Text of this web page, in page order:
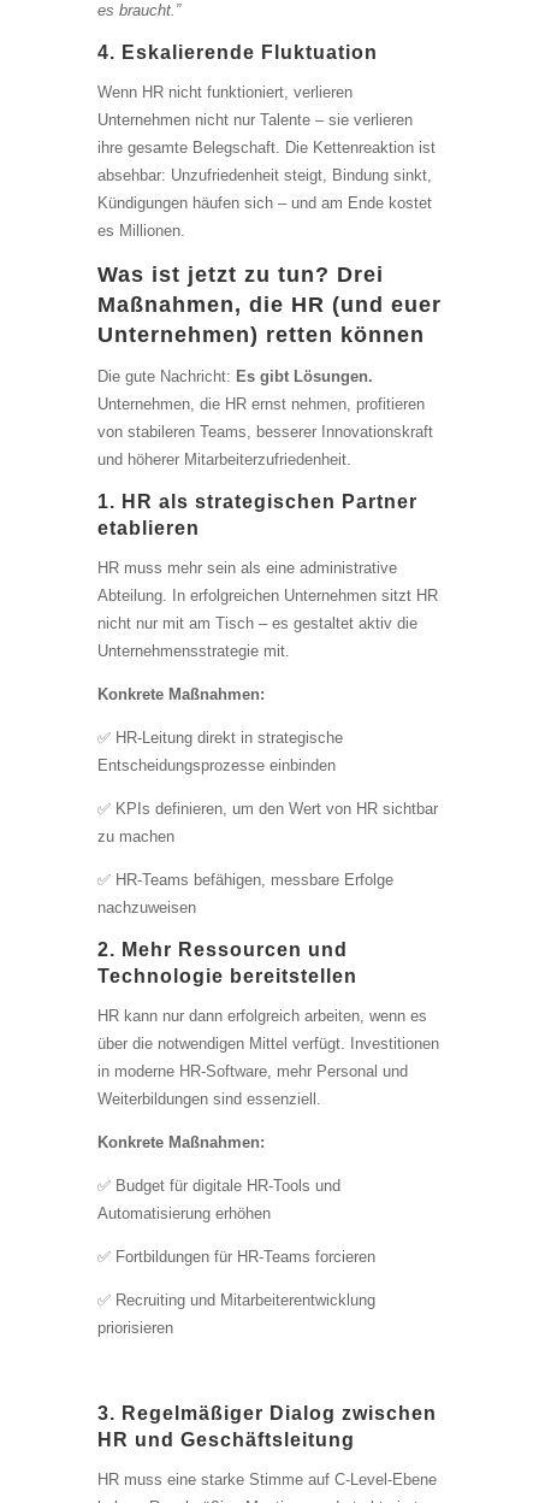
es braucht.”
4. Eskalierende Fluktuation
Wenn HR nicht funktioniert, verlieren
Unternehmen nicht nur Talente – sie verlieren
ihre gesamte Belegschaft. Die Kettenreaktion ist
absehbar: Unzufriedenheit steigt, Bindung sinkt,
Kündigungen häufen sich – und am Ende kostet
es Millionen.
Was ist jetzt zu tun? Drei
Maßnahmen, die HR (und euer
Unternehmen) retten können
Die gute Nachricht: Es gibt Lösungen.
Unternehmen, die HR ernst nehmen, profitieren
von stabileren Teams, besserer Innovationskraft
und höherer Mitarbeiterzufriedenheit.
1. HR als strategischen Partner
etablieren
HR muss mehr sein als eine administrative
Abteilung. In erfolgreichen Unternehmen sitzt HR
nicht nur mit am Tisch – es gestaltet aktiv die
Unternehmensstrategie mit.
Konkrete Maßnahmen:
✅ HR-Leitung direkt in strategische
Entscheidungsprozesse einbinden
✅ KPIs definieren, um den Wert von HR sichtbar
zu machen
✅ HR-Teams befähigen, messbare Erfolge
nachzuweisen
2. Mehr Ressourcen und
Technologie bereitstellen
HR kann nur dann erfolgreich arbeiten, wenn es
über die notwendigen Mittel verfügt. Investitionen
in moderne HR-Software, mehr Personal und
Weiterbildungen sind essenziell.
Konkrete Maßnahmen:
✅ Budget für digitale HR-Tools und
Automatisierung erhöhen
✅ Fortbildungen für HR-Teams forcieren
✅ Recruiting und Mitarbeiterentwicklung
priorisieren
3. Regelmäßiger Dialog zwischen
HR und Geschäftsleitung
HR muss eine starke Stimme auf C-Level-Ebene